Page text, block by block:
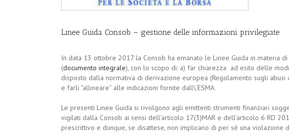
Linee Guida Consob – gestione delle informazioni privilegiate
In data 13 ottobre 2017 la Consob ha emanato le Linee Guida in materia
(documento integrale), con lo scopo di: a) far chiarezza ad esito delle
disposto dalla normativa di derivazione europea (Regolamento sugli
e farli “allineare” alle indicazioni fornite dall\’ESMA.
Le presenti Linee Guida si rivolgono agli emittenti strumenti finanziari
vigilati dalla Consob ai sensi dell’articolo 17(3)MAR e dell’articolo 6 RD
prescrittivo e dunque, se disattese, non implicano di per sé una violazione